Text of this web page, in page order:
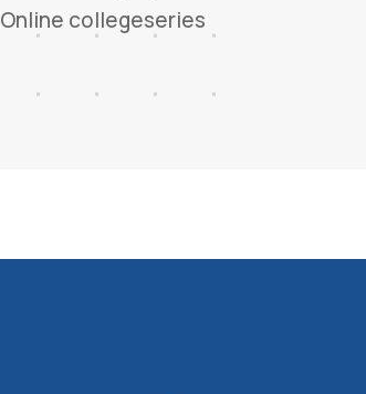
Online collegeseries